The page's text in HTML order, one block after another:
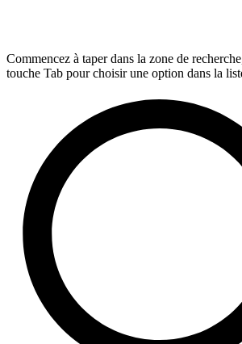
Commencez à taper dans la zone de
touche Tab pour choisir une option dans la